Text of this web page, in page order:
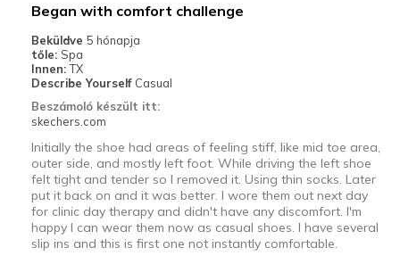
Going Out
Sizing
Feels true to size
View On Shoes
I'm Into Shoes
Began with comfort challenge
Beküldve 5 hónapja
tőle: Spa
Innen: TX
Describe Yourself Casual
Beszámoló készült itt:
skechers.com
Initially the shoe had areas of feeling stiff, like mid toe area,
outer side, and mostly left foot. While driving the left shoe
felt tight and tender so I removed it. Using thin socks. Later
put it back on and it was better. I wore them out next day
for clinic day therapy and didn't have any discomfort. I'm
happy I can wear them now as casual shoes. I have several
slip ins and this is first one not instantly comfortable.